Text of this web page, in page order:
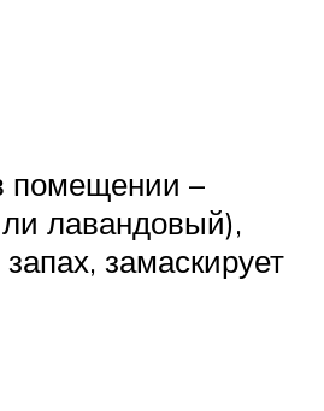
помещении –
лавандовый),
замаскирует